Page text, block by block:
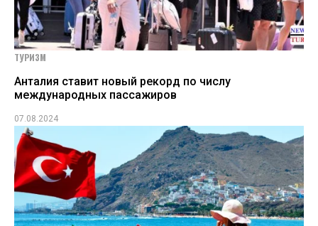
ТУРИЗМ
Анталия ставит новый рекорд по числу
международных пассажиров
07.08.2024